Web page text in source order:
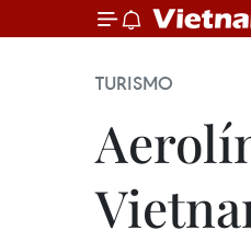
TURISMO